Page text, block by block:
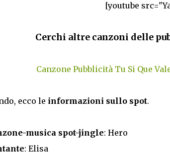
[youtube
Cerchi altre canzoni delle
Canzone Pubblicità Tu Si Que
ecco le informazioni sullo spot.
musica spot-jingle: Hero
: Elisa